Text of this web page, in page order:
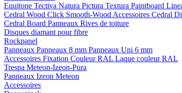
Equitone Tectiva Natura Pictura Textura Paintboard
Cedral Wood Click Smooth-Wood Accessoires Cedral
Cedral Board Panneaux Rives de toiture
Disques diamant pour fibre
Rockpanel
Panneaux Panneaux 8 mm Panneaux Uni 6 mm
Accessoires Fixation Couleur RAL Laque couleur RAL
Trespa Meteon-Izeon-Pura
Panneaux Izeon Meteon
Accessoires